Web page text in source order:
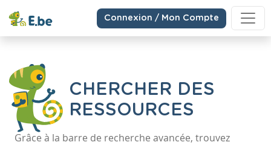
Connexion / Mon Compte
CHERCHER DES
RESSOURCES
Grâce à la barre de recherche avancée, trouvez